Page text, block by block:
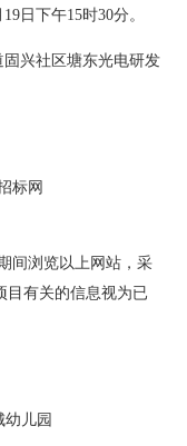
19日下午15时30分。
兴社区塘东光电研发
标网
间浏览以上网站，采
目有关的信息视为已
幼儿园